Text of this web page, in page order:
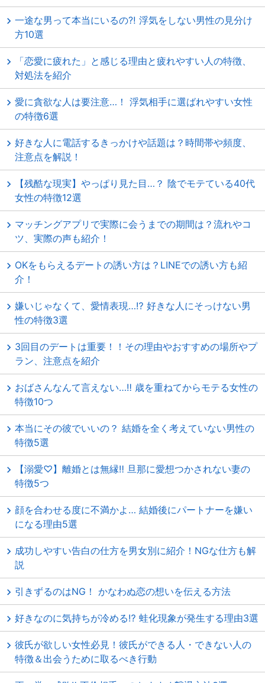
一途な男って本当にいるの⁈ 浮気をしない男性の見分け
方10選
「恋愛に疲れた」と感じる理由と疲れやすい人の特徴、
対処法を紹介
愛に貪欲な人は要注意…！ 浮気相手に選ばれやすい女性
の特徴6選
好きな人に電話するきっかけや話題は？時間帯や頻度、
注意点を解説！
【残酷な現実】やっぱり見た目…？ 陰でモテている40代
女性の特徴12選
マッチングアプリで実際に会うまでの期間は？流れやコ
ツ、実際の声も紹介！
OKをもらえるデートの誘い方は？LINEでの誘い方も紹
介！
嫌いじゃなくて、愛情表現…⁉ 好きな人にそっけない男
性の特徴3選
3回目のデートは重要！！その理由やおすすめの場所やプ
ラン、注意点を紹介
おばさんなんて言えない…‼ 歳を重ねてからモテる女性の
特徴10つ
本当にその彼でいいの？ 結婚を全く考えていない男性の
特徴5選
【溺愛♡】離婚とは無縁‼ 旦那に愛想つかされない妻の
特徴5つ
顔を合わせる度に不満かよ… 結婚後にパートナーを嫌い
になる理由5選
成功しやすい告白の仕方を男女別に紹介！NGな仕方も解
説
引きずるのはNG！ かなわぬ恋の想いを伝える方法
好きなのに気持ちが冷める⁉ 蛙化現象が発生する理由3選
彼氏が欲しい女性必見！彼氏ができる人・できない人の
特徴＆出会うために取るべき行動